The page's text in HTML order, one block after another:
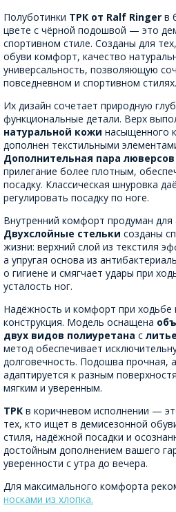
Полуботинки ТРК от Ralf Ringer в
цвете с чёрной подошвой — это
спортивном стиле. Созданы для
обуви комфорт, качество
универсальность, позволяющую
повседневном и спортивном стилях.
Их дизайн сочетает природную
функциональные детали. Верх
натуральной кожи насыщенного
дополнен текстильными
Дополнительная пара люверсов
прилегание более плотным,
посадку. Классическая шнуровка
регулировать посадку по ноге.
Внутренний комфорт продуман для
Двухслойные стельки созданы
жизни: верхний слой из текстиля
а упругая основа из
о гигиене и смягчает удары при
усталость ног.
Надёжность и комфорт при ходьбе
конструкция. Модель оснащена
двух видов полиуретана с
метод обеспечивает
долговечность. Подошва прочная,
адаптируется к разным
мягким и уверенным.
ТРК в коричневом исполнении —
тех, кто ищет в демисезонной
стиля, надёжной посадки и
достойным дополнением вашего
уверенности с утра до вечера.
Для максимального комфорта
носками из хлопка.